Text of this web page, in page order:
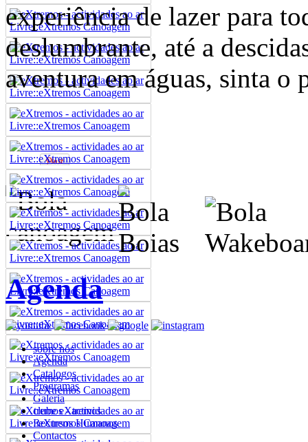
experiência de lazer para
deslumbrante, até a
aventura em águas, sinta o
Agenda
sobre nós
Agenda
Catalogos
Programas
Galeria
clube eXtremos
Recursos Humanos
Contactos